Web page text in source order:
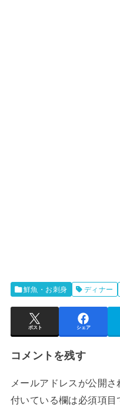
鮮魚・お刺身 ディナー
ポスト シェア
コメントを残す
メールアドレスが公開さ
付いている欄は必須項目